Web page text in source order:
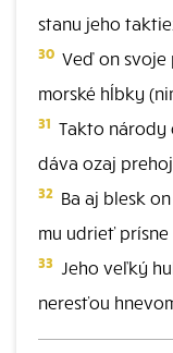
stanu jeho
30 Veď on svoje
morské hĺbky
31 Takto národy
dáva ozaj
32 Ba aj blesk
mu udrieť
33 Jeho veľký
neresťou